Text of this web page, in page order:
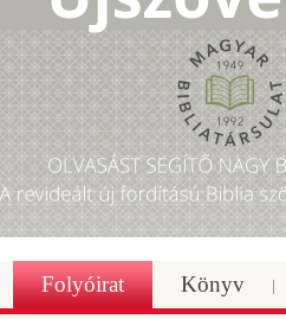
Folyóirat Könyv